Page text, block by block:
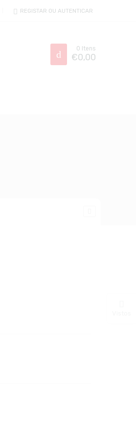
REGISTAR OU AUTENTICAR
0 Itens
€0,00